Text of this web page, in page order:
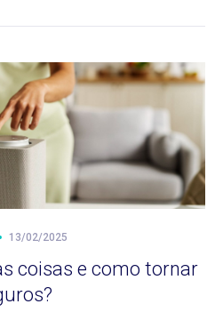
13/02/2025
coisas e como tornar